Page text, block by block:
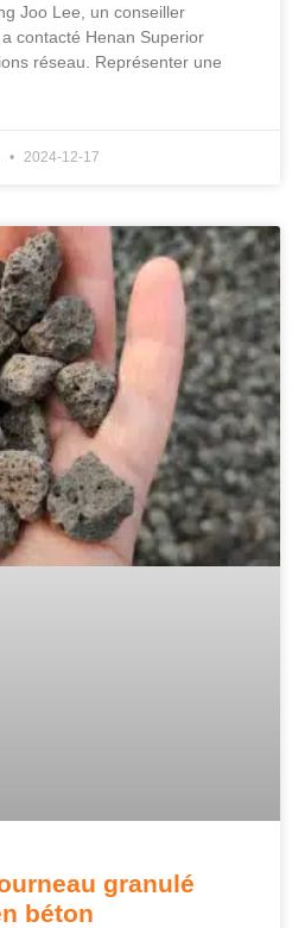
Joo Lee, un conseiller
contacté Henan Superior
réseau. Représenter une
2024-12-17
granulé
béton